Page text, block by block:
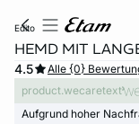
edito
HEMD MIT
4.5
Alle {0}
product.wecaretext
Aufgrund hoher